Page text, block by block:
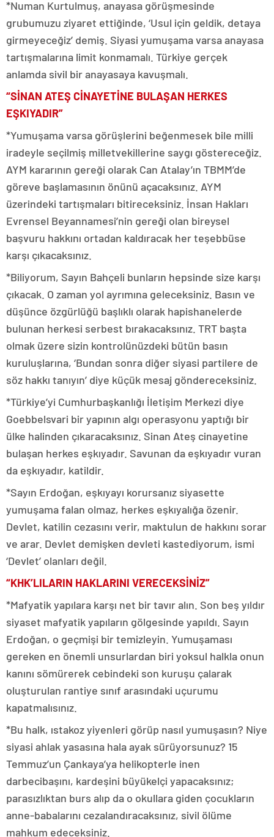
*Numan Kurtulmuş, anayasa görüşmesinde
grubumuzu ziyaret ettiğinde, ‘Usul için geldik, detaya
girmeyeceğiz’ demiş. Siyasi yumuşama varsa anayasa
tartışmalarına limit konmamalı. Türkiye gerçek
anlamda sivil bir anayasaya kavuşmalı.
“SİNAN ATEŞ CİNAYETİNE BULAŞAN HERKES
EŞKIYADIR”
*Yumuşama varsa görüşlerini beğenmesek bile milli
iradeyle seçilmiş milletvekillerine saygı göstereceğiz.
AYM kararının gereği olarak Can Atalay’ın TBMM’de
göreve başlamasının önünü açacaksınız. AYM
üzerindeki tartışmaları bitireceksiniz. İnsan Hakları
Evrensel Beyannamesi’nin gereği olan bireysel
başvuru hakkını ortadan kaldıracak her teşebbüse
karşı çıkacaksınız.
*Biliyorum, Sayın Bahçeli bunların hepsinde size karşı
çıkacak. O zaman yol ayrımına geleceksiniz. Basın ve
düşünce özgürlüğü başlıklı olarak hapishanelerde
bulunan herkesi serbest bırakacaksınız. TRT başta
olmak üzere sizin kontrolünüzdeki bütün basın
kuruluşlarına, ‘Bundan sonra diğer siyasi partilere de
söz hakkı tanıyın’ diye küçük mesaj göndereceksiniz.
*Türkiye’yi Cumhurbaşkanlığı İletişim Merkezi diye
Goebbelsvari bir yapının algı operasyonu yaptığı bir
ülke halinden çıkaracaksınız. Sinan Ateş cinayetine
bulaşan herkes eşkıyadır. Savunan da eşkıyadır vuran
da eşkıyadır, katildir.
*Sayın Erdoğan, eşkıyayı korursanız siyasette
yumuşama falan olmaz, herkes eşkıyalığa özenir.
Devlet, katilin cezasını verir, maktulun de hakkını sorar
ve arar. Devlet demişken devleti kastediyorum, ismi
‘Devlet’ olanları değil.
“KHK’LILARIN HAKLARINI VERECEKSİNİZ”
*Mafyatik yapılara karşı net bir tavır alın. Son beş yıldır
siyaset mafyatik yapıların gölgesinde yapıldı. Sayın
Erdoğan, o geçmişi bir temizleyin. Yumuşaması
gereken en önemli unsurlardan biri yoksul halkla onun
kanını sömürerek cebindeki son kuruşu çalarak
oluşturulan rantiye sınıf arasındaki uçurumu
kapatmalısınız.
*Bu halk, ıstakoz yiyenleri görüp nasıl yumuşasın? Niye
siyasi ahlak yasasına hala ayak sürüyorsunuz? 15
Temmuz’un Çankaya’ya helikopterle inen
darbecibaşını, kardeşini büyükelçi yapacaksınız;
parasızlıktan burs alıp da o okullara giden çocukların
anne-babalarını cezalandıracaksınız, sivil ölüme
mahkum edeceksiniz.